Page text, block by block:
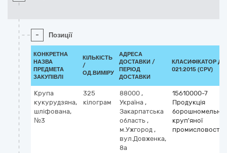
- Позиції
КОНКРЕТНА
НАЗВА
ПРЕДМЕТА
ЗАКУПІВЛІ
КІЛЬКІСТЬ
/
ОД.ВИМІРУ
АДРЕСА
ДОСТАВКИ /
ПЕРІОД
ДОСТАВКИ
КЛАСИФІКАТОР ДК
021:2015 (CPV)
Крупа
кукурудзяна,
шліфована,
№3
325
кілограм
88000 ,
Україна ,
Закарпатська
область ,
м.Ужгород ,
вул.Довженка,
8а
15610000-7
Продукція
круп'яної
промисловості